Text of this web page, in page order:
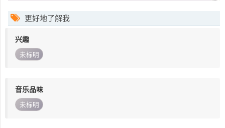
更好地了解我
兴趣
未标明
音乐品味
未标明